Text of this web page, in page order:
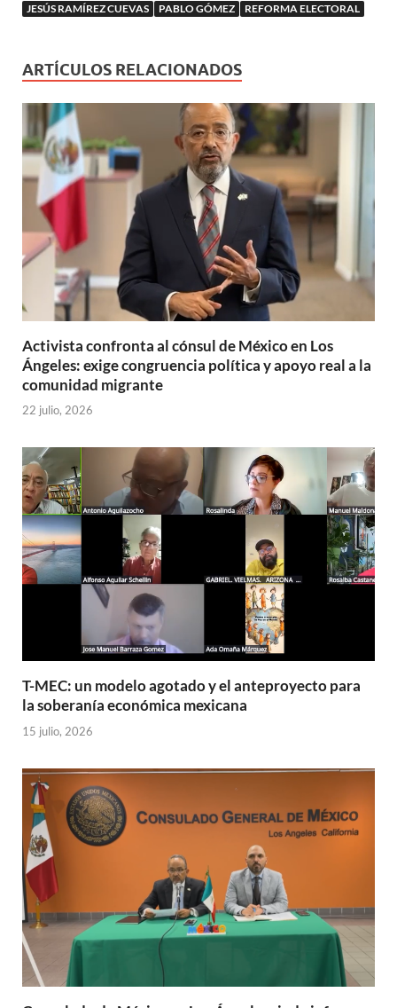
JESÚS RAMÍREZ CUEVAS
PABLO GÓMEZ REFORMA ELECTORAL
ARTÍCULOS RELACIONADOS
Activista confronta al cónsul de México en Los
Ángeles: exige congruencia política y apoyo real a la
comunidad migrante
22 julio, 2026
T-MEC: un modelo agotado y el anteproyecto para
la soberanía económica mexicana
15 julio, 2026